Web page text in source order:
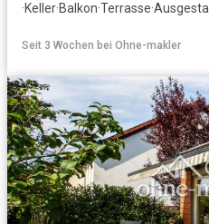
·Keller·Balkon·Terrasse·
Seit 3 Wochen bei Ohne-makler